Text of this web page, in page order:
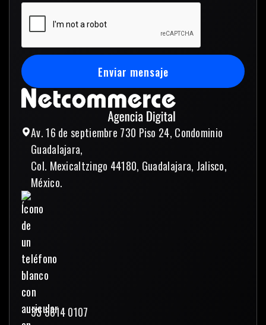
Av. 16 de septiembre 730 Piso 24, Condominio
Guadalajara,
Col. Mexicaltzingo 44180, Guadalajara, Jalisco,
México.
33 3614 0107
Enviar mensaje
Enviar mensaje